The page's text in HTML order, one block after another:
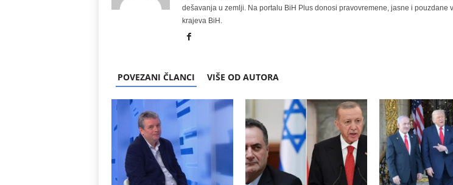
dešavanja u zemlji. Na portalu BiH Plus donosi pravovremene, jasne i pouzdane
krajeva BiH.
POVEZANI ČLANCI VIŠE OD AUTORA